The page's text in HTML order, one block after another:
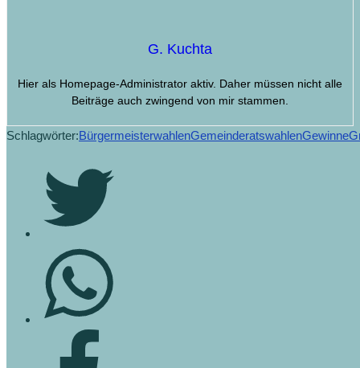
G. Kuchta
Hier als Homepage-Administrator aktiv. Daher müssen nicht alle
Beiträge auch zwingend von mir stammen.
Schlagwörter:BürgermeisterwahlenGemeinderatswahlenGewinne